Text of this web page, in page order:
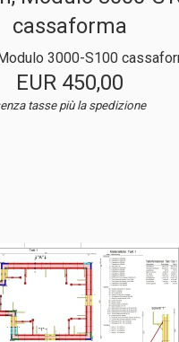
cassaforma
3000-S100
EUR 450,00
tasse più la spedizione